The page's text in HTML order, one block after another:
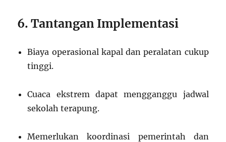
6. Tantangan Implementasi
Biaya operasional kapal dan peralatan cukup
tinggi.
Cuaca ekstrem dapat mengganggu jadwal
sekolah terapung.
Memerlukan koordinasi pemerintah dan